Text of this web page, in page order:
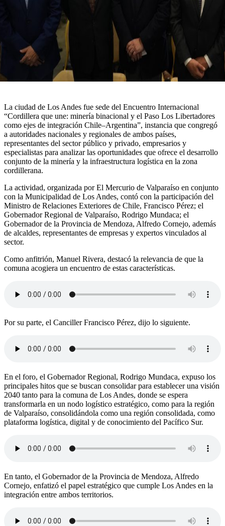
La ciudad de Los Andes fue sede del Encuentro Internacional
“Cordillera que une: minería binacional y el Paso Los Libertadores
como ejes de integración Chile–Argentina”, instancia que congregó
a autoridades nacionales y regionales de ambos países,
representantes del sector público y privado, empresarios y
especialistas para analizar las oportunidades que ofrece el desarrollo
conjunto de la minería y la infraestructura logística en la zona
cordillerana.
La actividad, organizada por El Mercurio de Valparaíso en conjunto
con la Municipalidad de Los Andes, contó con la participación del
Ministro de Relaciones Exteriores de Chile, Francisco Pérez; el
Gobernador Regional de Valparaíso, Rodrigo Mundaca; el
Gobernador de la Provincia de Mendoza, Alfredo Cornejo, además
de alcaldes, representantes de empresas y expertos vinculados al
sector.
Como anfitrión, Manuel Rivera, destacó la relevancia de que la
comuna acogiera un encuentro de estas características.
Por su parte, el Canciller Francisco Pérez, dijo lo siguiente.
En el foro, el Gobernador Regional, Rodrigo Mundaca, expuso los
principales hitos que se buscan consolidar para establecer una visión
2040 tanto para la comuna de Los Andes, donde se espera
transformarla en un nodo logístico estratégico, como para la región
de Valparaíso, consolidándola como una región consolidada, como
plataforma logística, digital y de conocimiento del Pacífico Sur.
En tanto, el Gobernador de la Provincia de Mendoza, Alfredo
Cornejo, enfatizó el papel estratégico que cumple Los Andes en la
integración entre ambos territorios.